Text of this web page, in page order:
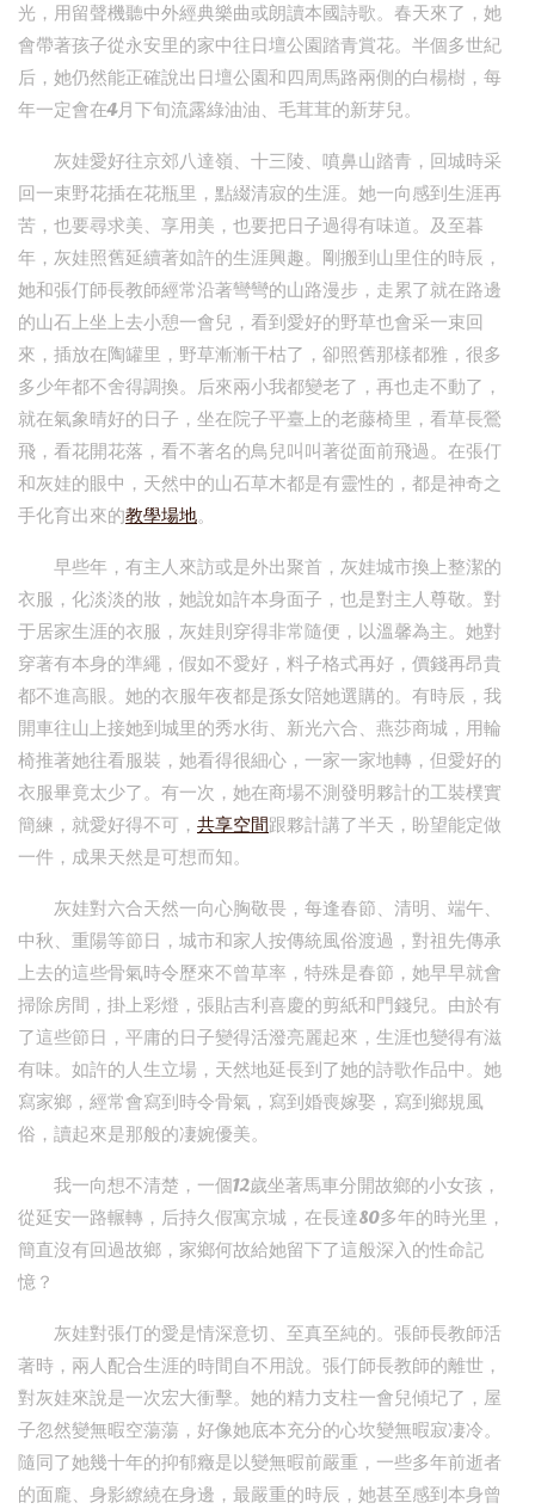
光，用留聲機聽中外經典樂曲或朗讀本國詩歌。春天來了，她
會帶著孩子從永安里的家中往日壇公園踏青賞花。半個多世紀
后，她仍然能正確說出日壇公園和四周馬路兩側的白楊樹，每
年一定會在4月下旬流露綠油油、毛茸茸的新芽兒。
灰娃愛好往京郊八達嶺、十三陵、噴鼻山踏青，回城時采
回一束野花插在花瓶里，點綴清寂的生涯。她一向感到生涯再
苦，也要尋求美、享用美，也要把日子過得有味道。及至暮
年，灰娃照舊延續著如許的生涯興趣。剛搬到山里住的時辰，
她和張仃師長教師經常沿著彎彎的山路漫步，走累了就在路邊
的山石上坐上去小憩一會兒，看到愛好的野草也會采一束回
來，插放在陶罐里，野草漸漸干枯了，卻照舊那樣都雅，很多
多少年都不舍得調換。后來兩小我都變老了，再也走不動了，
就在氣象晴好的日子，坐在院子平臺上的老藤椅里，看草長鶯
飛，看花開花落，看不著名的鳥兒叫叫著從面前飛過。在張仃
和灰娃的眼中，天然中的山石草木都是有靈性的，都是神奇之
手化育出來的教學場地。
早些年，有主人來訪或是外出聚首，灰娃城市換上整潔的
衣服，化淡淡的妝，她說如許本身面子，也是對主人尊敬。對
于居家生涯的衣服，灰娃則穿得非常隨便，以溫馨為主。她對
穿著有本身的準繩，假如不愛好，料子格式再好，價錢再昂貴
都不進高眼。她的衣服年夜都是孫女陪她選購的。有時辰，我
開車往山上接她到城里的秀水街、新光六合、燕莎商城，用輪
椅推著她往看服裝，她看得很細心，一家一家地轉，但愛好的
衣服畢竟太少了。有一次，她在商場不測發明夥計的工裝樸實
簡練，就愛好得不可， 共享空間跟夥計講了半天，盼望能定做
一件，成果天然是可想而知。
灰娃對六合天然一向心胸敬畏，每逢春節、清明、端午、
中秋、重陽等節日，城市和家人按傳統風俗渡過，對祖先傳承
上去的這些骨氣時令歷來不曾草率，特殊是春節，她早早就會
掃除房間，掛上彩燈，張貼吉利喜慶的剪紙和門錢兒。由於有
了這些節日，平庸的日子變得活潑亮麗起來，生涯也變得有滋
有味。如許的人生立場，天然地延長到了她的詩歌作品中。她
寫家鄉，經常會寫到時令骨氣，寫到婚喪嫁娶，寫到鄉規風
俗，讀起來是那般的凄婉優美。
我一向想不清楚，一個12歲坐著馬車分開故鄉的小女孩，
從延安一路輾轉，后持久假寓京城，在長達80多年的時光里，
簡直沒有回過故鄉，家鄉何故給她留下了這般深入的性命記
憶？
灰娃對張仃的愛是情深意切、至真至純的。張師長教師活
著時，兩人配合生涯的時間自不用說。張仃師長教師的離世，
對灰娃來說是一次宏大衝擊。她的精力支柱一會兒傾圮了，屋
子忽然變無暇空蕩蕩，好像她底本充分的心坎變無暇寂凄冷。
隨同了她幾十年的抑郁癥是以變無暇前嚴重，一些多年前逝者
的面龐、身影繚繞在身邊，最嚴重的時辰，她甚至感到本身曾